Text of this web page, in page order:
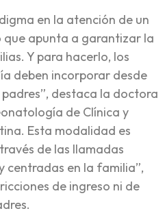
en la atención de un
que apunta a garantizar la
Y para hacerlo, los
deben incorporar desde
destaca la doctora
de Clínica y
Esta modalidad es
de las llamadas
centradas en la familia”,
de ingreso ni de